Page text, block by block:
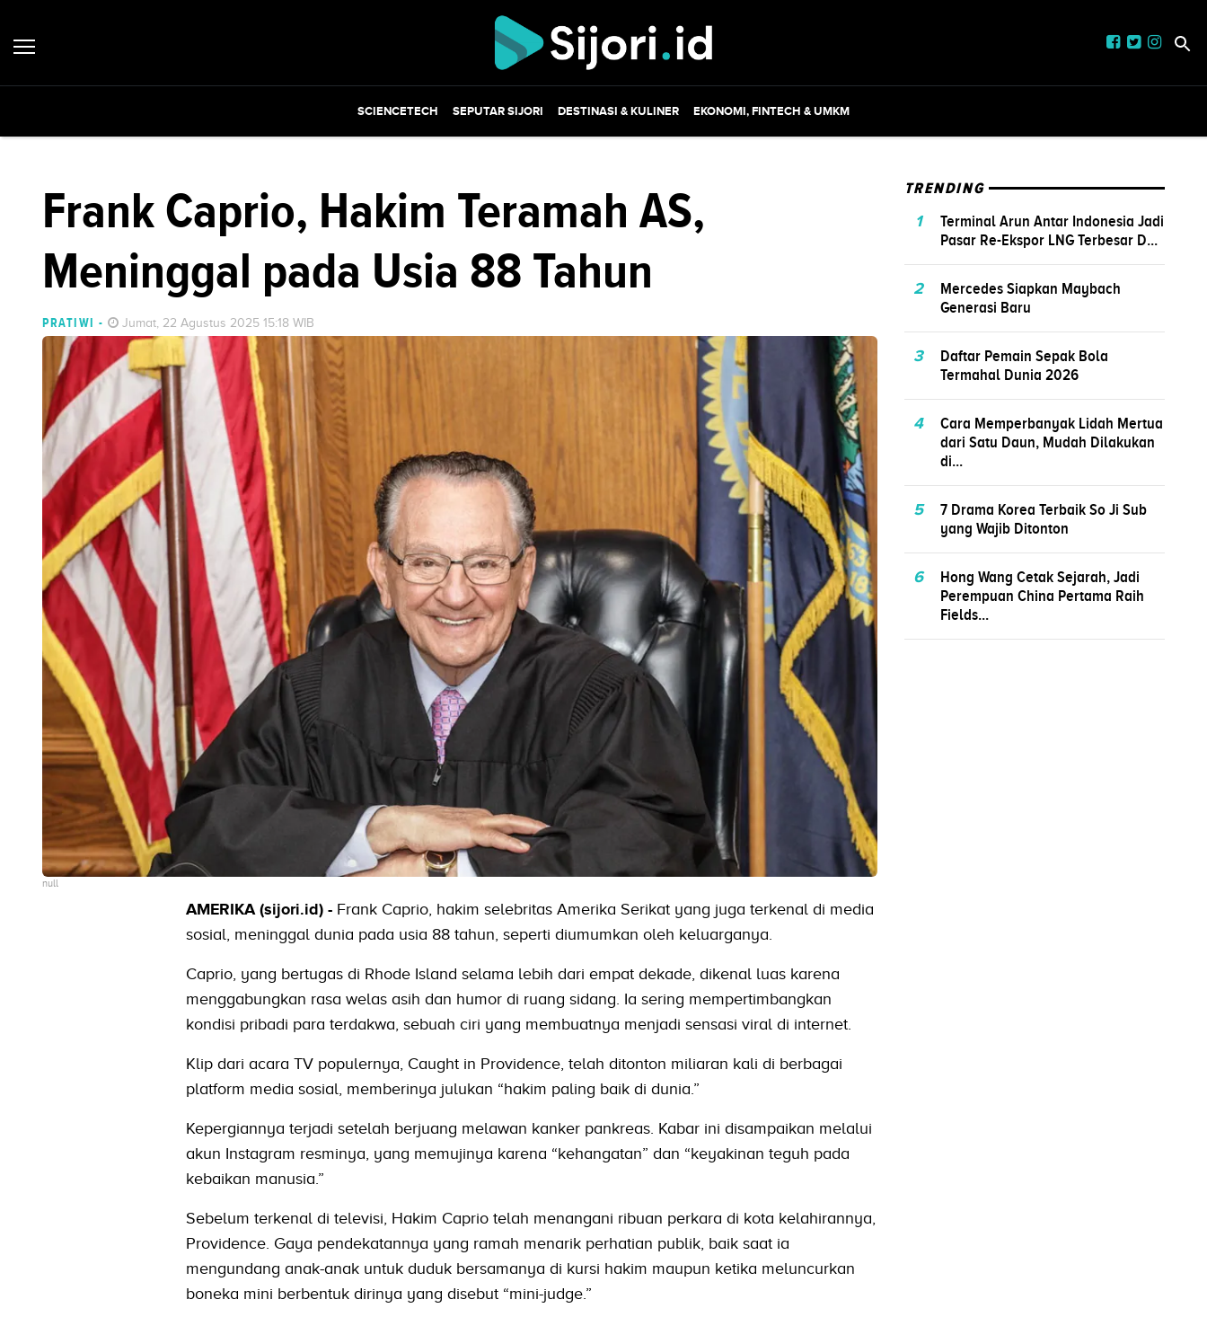
SCIENCETECH SEPUTAR SIJORI DESTINASI & KULINER EKONOMI, FINTECH & UMKM
Frank Caprio, Hakim Teramah AS,
Meninggal pada Usia 88 Tahun
PRATIWI - Jumat, 22 Agustus 2025 15:18 WIB
null
AMERIKA (sijori.id) - Frank Caprio, hakim selebritas Amerika Serikat yang juga terkenal di media
sosial, meninggal dunia pada usia 88 tahun, seperti diumumkan oleh keluarganya.
Caprio, yang bertugas di Rhode Island selama lebih dari empat dekade, dikenal luas karena
menggabungkan rasa welas asih dan humor di ruang sidang. Ia sering mempertimbangkan
kondisi pribadi para terdakwa, sebuah ciri yang membuatnya menjadi sensasi viral di internet.
Klip dari acara TV populernya, Caught in Providence, telah ditonton miliaran kali di berbagai
platform media sosial, memberinya julukan “hakim paling baik di dunia.”
Kepergiannya terjadi setelah berjuang melawan kanker pankreas. Kabar ini disampaikan melalui
akun Instagram resminya, yang memujinya karena “kehangatan” dan “keyakinan teguh pada
kebaikan manusia.”
Sebelum terkenal di televisi, Hakim Caprio telah menangani ribuan perkara di kota kelahirannya,
Providence. Gaya pendekatannya yang ramah menarik perhatian publik, baik saat ia
mengundang anak-anak untuk duduk bersamanya di kursi hakim maupun ketika meluncurkan
boneka mini berbentuk dirinya yang disebut “mini-judge.”
TRENDING
1
Terminal Arun Antar Indonesia Jadi
Pasar Re-Ekspor LNG Terbesar D...
2
Mercedes Siapkan Maybach
Generasi Baru
3
Daftar Pemain Sepak Bola
Termahal Dunia 2026
4
Cara Memperbanyak Lidah Mertua
dari Satu Daun, Mudah Dilakukan
di...
5
7 Drama Korea Terbaik So Ji Sub
yang Wajib Ditonton
6
Hong Wang Cetak Sejarah, Jadi
Perempuan China Pertama Raih
Fields...